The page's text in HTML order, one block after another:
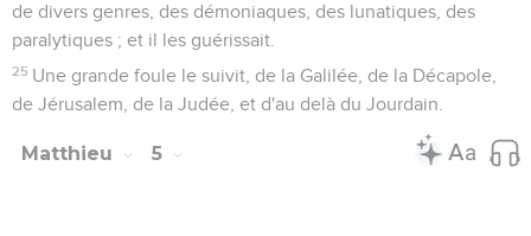
de divers genres, des démoniaques, des lunatiques, des
paralytiques ; et il les guérissait.
25 Une grande foule le suivit, de la Galilée, de la Décapole,
de Jérusalem, de la Judée, et d'au delà du Jourdain.
Matthieu 5